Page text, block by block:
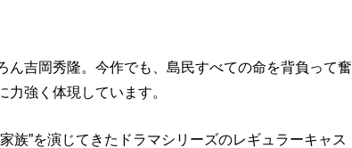
ん吉岡秀隆。今作でも、島民すべての命を背負って奮
強く体現しています。
族”を演じてきたドラマシリーズのレギュラーキャス